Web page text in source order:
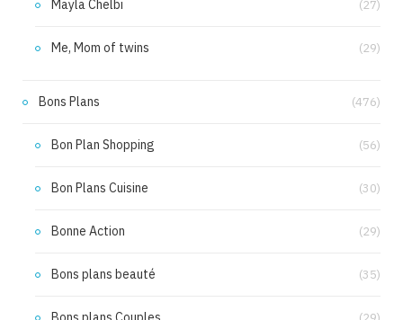
Mayla Chelbi (27)
Me, Mom of twins (29)
Bons Plans (476)
Bon Plan Shopping (56)
Bon Plans Cuisine (30)
Bonne Action (29)
Bons plans beauté (35)